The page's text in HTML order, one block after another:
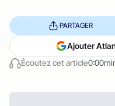
Écoutez cet article
PARTAGER
Ajouter